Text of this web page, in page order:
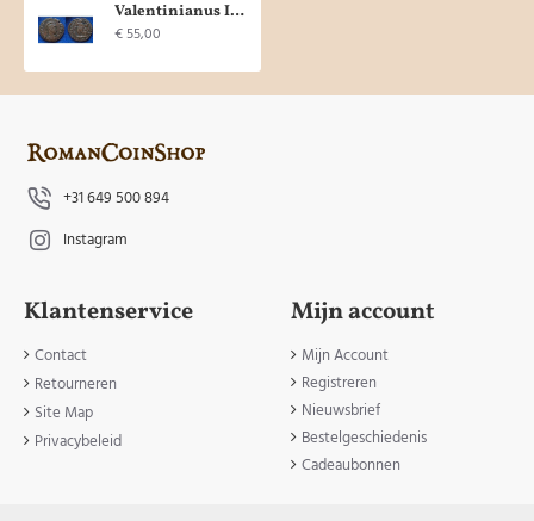
Valentinianus II - keizer op gallei Thessalonica (AP1946)
€ 55,00
+31 649 500 894
Instagram
Klantenservice
Contact
Retourneren
Site Map
Privacybeleid
Mijn account
Mijn Account
Registreren
Nieuwsbrief
Bestelgeschiedenis
Cadeaubonnen